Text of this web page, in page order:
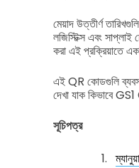
মেয়াদ উত্তীর্ণ
লজিস্টিক্স এবং
করা এই প্রক্রিয়াতে
এই QR কোডগুলি
দেখা যাক কিভাবে
সূচিপত্র